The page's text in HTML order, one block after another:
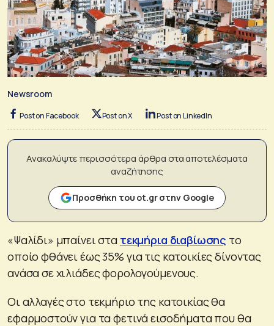
Newsroom
Post on Facebook Post on X Post on LinkedIn
Ανακαλύψτε περισσότερα άρθρα στα αποτελέσματα
αναζήτησης
Προσθήκη του ot.gr στην Google
«Ψαλίδι» μπαίνει στα τεκμήρια διαβίωσης το
οποίο φθάνει έως 35% για τις κατοικίες δίνοντας
ανάσα σε χιλιάδες φορολογούμενους.
Οι αλλαγές στο τεκμήριο της κατοικίας θα
εφαρμοστούν για τα φετινά εισοδήματα που θα